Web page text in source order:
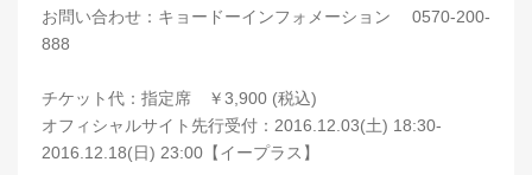
お問い合わせ：キョードーインフォメーション 0570-200-
888
チケット代：指定席 ￥3,900 (税込)
オフィシャルサイト先行受付：2016.12.03(土) 18:30-
2016.12.18(日) 23:00【イープラス】